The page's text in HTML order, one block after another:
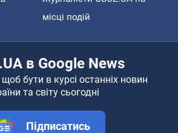
місці подій
в Google News
бути в курсі останніх новин
та світу сьогодні
Підписатись